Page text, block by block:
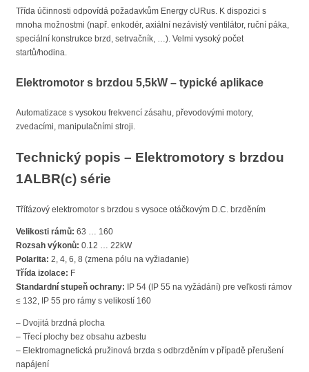
Třída účinnosti odpovídá požadavkům Energy cURus. K dispozici s
mnoha možnostmi (např. enkodér, axiální nezávislý ventilátor, ruční páka,
speciální konstrukce brzd, setrvačník, …). Velmi vysoký počet
startů/hodina.
Elektromotor s brzdou 5,5kW – typické aplikace
Automatizace s vysokou frekvencí zásahu, převodovými motory,
zvedacími, manipulačními stroji.
Technický popis – Elektromotory s brzdou
1ALBR(c) série
Třífázový elektromotor s brzdou s vysoce otáčkovým D.C. brzděním
Velikosti rámů: 63 … 160
Rozsah výkonů: 0.12 … 22kW
Polarita: 2, 4, 6, 8 (zmena pólu na vyžiadanie)
Třída izolace: F
Standardní stupeň ochrany: IP 54 (IP 55 na vyžádání) pre veľkosti rámov
≤ 132, IP 55 pro rámy s velikostí 160
– Dvojitá brzdná plocha
– Třecí plochy bez obsahu azbestu
– Elektromagnetická pružinová brzda s odbrzděním v případě přerušení
napájení